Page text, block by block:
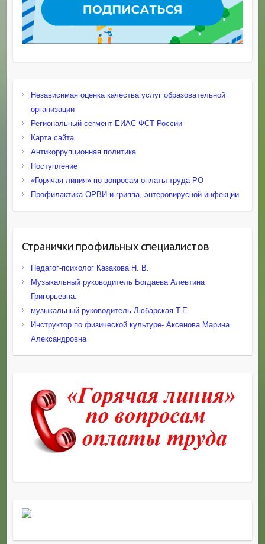
Независимая оценка качества услуг образовательной
организации
Региональный сегмент ЕИАС ФСТ России
Карта сайта
Антикоррупционная политика
Поступление
«Горячая линия» по вопросам оплаты труда РО
Профилактика ОРВИ и гриппа, энтеровирусной инфекции
Странички профильных специалистов
Педагог-психолог Казакова Н. В.
Музыкальный руководитель Богдаева Алевтина
Григорьевна.
музыкальный руководитель Любарская Т.Е.
Инструктор по физической культуре- Аксенова Марина
Александровна